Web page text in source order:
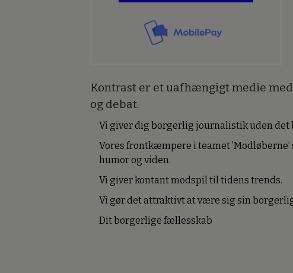
Kontrast er et uafhængigt medie
og debat.
Vi giver dig borgerlig journalistik uden
Vores frontkæmpere i teamet
humor og viden.
Vi giver kontant modspil til tidens trends.
Vi gør det attraktivt at være sig sin
Dit borgerlige fællesskab